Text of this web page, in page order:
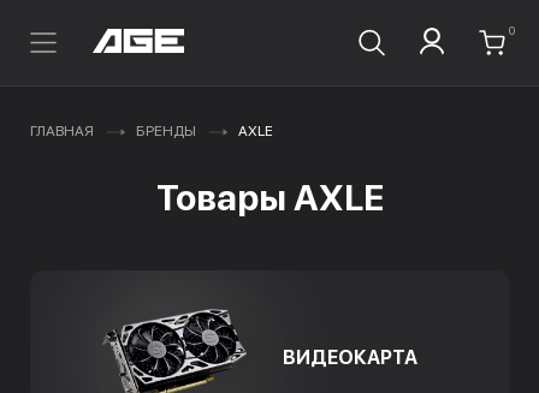
0
ГЛАВНАЯ БРЕНДЫ AXLE
Товары AXLE
ВИДЕОКАРТА